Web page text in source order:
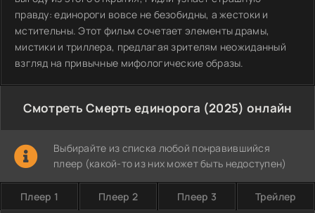
правду: единороги вовсе не безобидны, а жестоки и
мстительны. Этот фильм сочетает элементы драмы,
мистики и триллера, предлагая зрителям неожиданный
взгляд на привычные мифологические образы.
Смотреть Смерть единорога (2025) онлайн
Выбирайте из списка любой понравившийся
плеер (какой-то из них может быть недоступен)
Плеер 1 Плеер 2 Плеер 3 Трейлер